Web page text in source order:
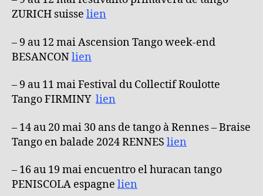
ZURICH suisse lien
– 9 au 12 mai Ascension Tango week-end
BESANCONlien
– 9 au 11 mai Festival du Collectif Roulotte
Tango FIRMINY lien
– 14 au 20 mai 30 ans de tango à Rennes – Braise
Tango en balade 2024 RENNES lien
– 16 au 19 mai encuentro el huracan tango
PENISCOLA espagne lien